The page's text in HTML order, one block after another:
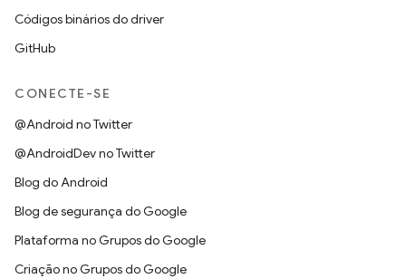
Códigos binários do driver
GitHub
CONECTE-SE
@Android no Twitter
@AndroidDev no Twitter
Blog do Android
Blog de segurança do Google
Plataforma no Grupos do Google
Criação no Grupos do Google